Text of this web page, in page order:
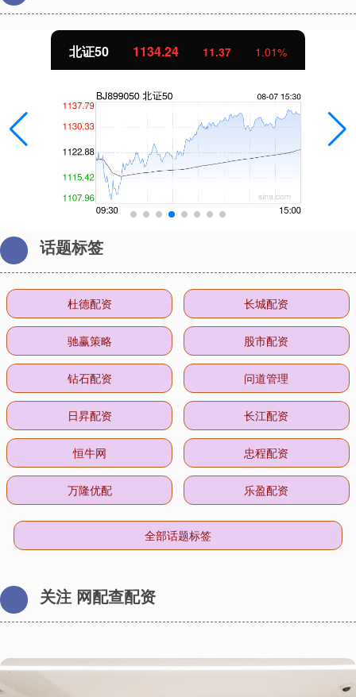
北证50 1134.24 11.37 1.01%
话题标签
杜德配资 长城配资
驰赢策略 股市配资
钻石配资 问道管理
日昇配资 长江配资
恒牛网 忠程配资
万隆优配 乐盈配资
全部话题标签
关注 网配查配资